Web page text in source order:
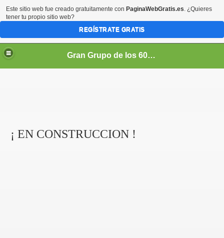
Gran Grupo de los 60's Los Apson
¡ EN CONSTRUCCION !
Este sitio web fue creado gratuitamente con PaginaWebGratis.es. ¿Quieres
tener tu propio sitio web?
REGÍSTRATE GRATIS